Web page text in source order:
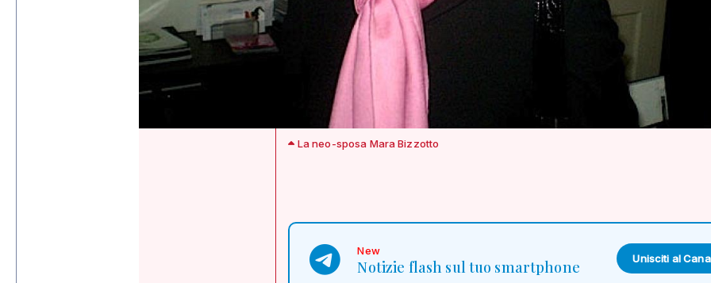
La neo-sposa Mara Bizzotto
New
Notizie flash sul tuo smartphone Unisciti al